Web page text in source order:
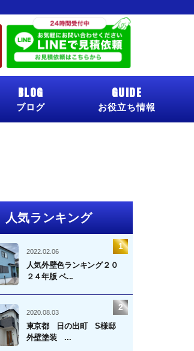
BLOG
ブログ
GUIDE
お役立ち情報
人気ランキング
2022.02.06
人気外壁色ランキング２０
２４年版 ベ...
2020.08.03
東京都 日の出町 S様邸
外壁塗装 ...